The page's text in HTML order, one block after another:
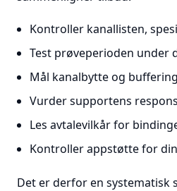
Kontroller kanallisten,
Test prøveperioden under
Mål kanalbytte og
Vurder supportens
Les avtalevilkår for
Kontroller appstøtte for
Det er derfor en systematisk